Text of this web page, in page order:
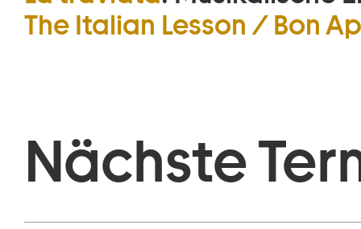
The Italian Lesson / Bon
Nächste